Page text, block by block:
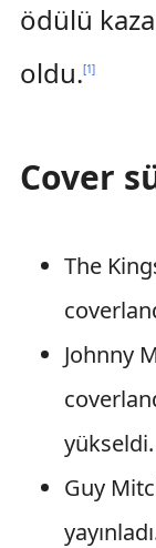
ödülü
oldu.[1]
Cover
The
Johnny
yükseldi.
Guy